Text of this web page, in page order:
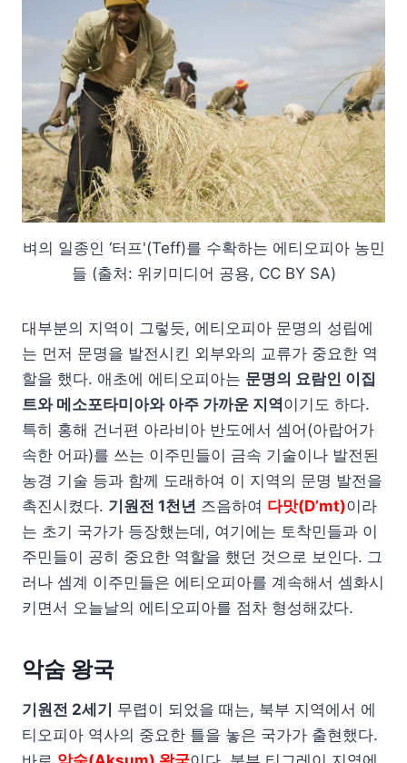
벼의 일종인 ‘터프'(Teff)를 수확하는 에티오피아 농민
들 (출처: 위키미디어 공용, CC BY SA)
대부분의 지역이 그렇듯, 에티오피아 문명의 성립에
는 먼저 문명을 발전시킨 외부와의 교류가 중요한 역
할을 했다. 애초에 에티오피아는 문명의 요람인 이집
트와 메소포타미아와 아주 가까운 지역이기도 하다.
특히 홍해 건너편 아라비아 반도에서 셈어(아랍어가
속한 어파)를 쓰는 이주민들이 금속 기술이나 발전된
농경 기술 등과 함께 도래하여 이 지역의 문명 발전을
촉진시켰다. 기원전 1천년 즈음하여 다맛(D’mt)이라
는 초기 국가가 등장했는데, 여기에는 토착민들과 이
주민들이 공히 중요한 역할을 했던 것으로 보인다. 그
러나 셈계 이주민들은 에티오피아를 계속해서 셈화시
키면서 오늘날의 에티오피아를 점차 형성해갔다.
악숨 왕국
기원전 2세기
무렵이 되었을 때는, 북부 지역에서 에
티오피아 역사의 중요한 틀을 놓은 국가가 출현했다.